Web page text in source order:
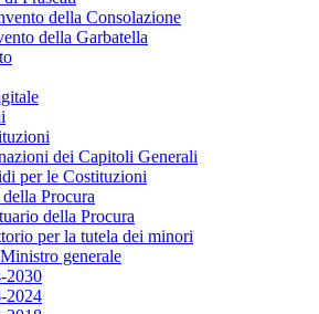
della Consolazione
della Garbatella
dei Capitoli Generali
per le Costituzioni
Procura
della Procura
per la tutela dei minori
generale
2030
2024